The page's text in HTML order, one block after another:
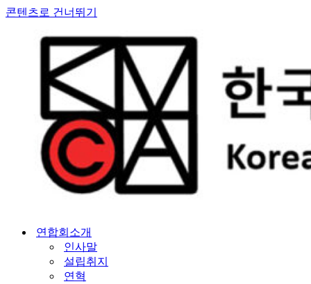
콘텐츠로 건너뛰기
연합회소개
인사말
설립취지
연혁